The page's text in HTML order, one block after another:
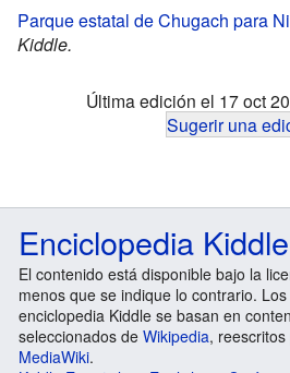
Parque estatal de Chugach para
Kiddle.
Última edición el 17 oct
Sugerir una
Enciclopedia Kiddle
El contenido está disponible bajo la
menos que se indique lo contrario.
enciclopedia Kiddle se basan en
seleccionados de Wikipedia,
MediaWiki.